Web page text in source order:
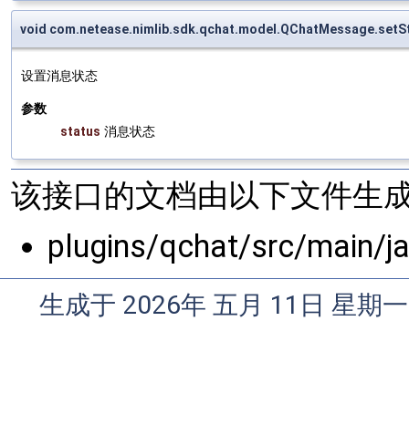
void
设置消息状态
参数
status 消息状态
该接口的文档由以下文件生
plugins/qchat/src/main/
生成于 2026年 五月 11日 星期